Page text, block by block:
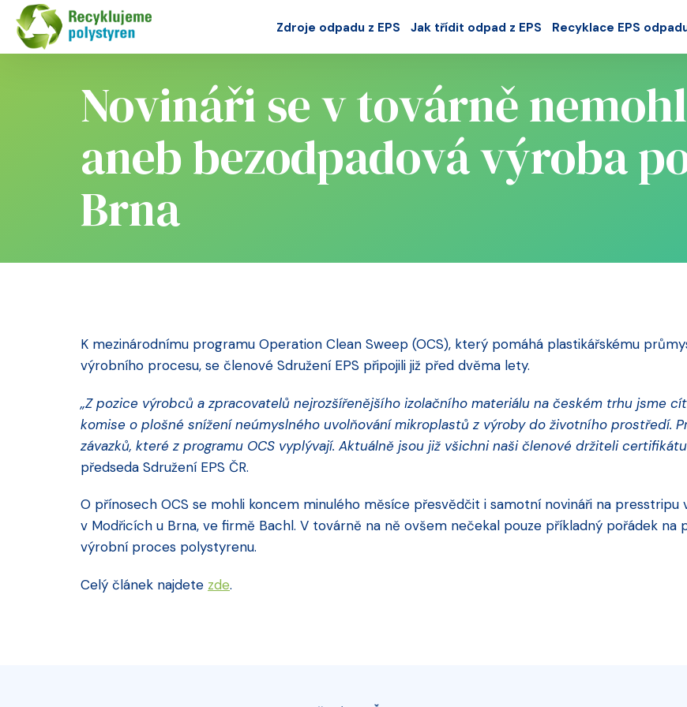
Zdroje odpadu z EPS Jak třídit odpad z EPS Recyklace EPS
Novináři se v továrně
aneb bezodpadová výroba
Brna
K mezinárodnímu programu Operation Clean Sweep (OCS), který pomáhá plastikářskému
výrobního procesu, se členové Sdružení EPS připojili již před dvěma lety.
„Z pozice výrobců a zpracovatelů nejrozšířenějšího izolačního materiálu na českém trhu jsme
komise o plošné snížení neúmyslného uvolňování mikroplastů z výroby do životního prostředí.
závazků, které z programu OCS vyplývají. Aktuálně jsou již všichni naši členové držiteli
předseda Sdružení EPS ČR.
O přínosech OCS se mohli koncem minulého měsíce přesvědčit i samotní novináři na
v Modřicích u Brna, ve firmě Bachl. V továrně na ně ovšem nečekal pouze příkladný pořádek
výrobní proces polystyrenu.
Celý článek najdete zde.